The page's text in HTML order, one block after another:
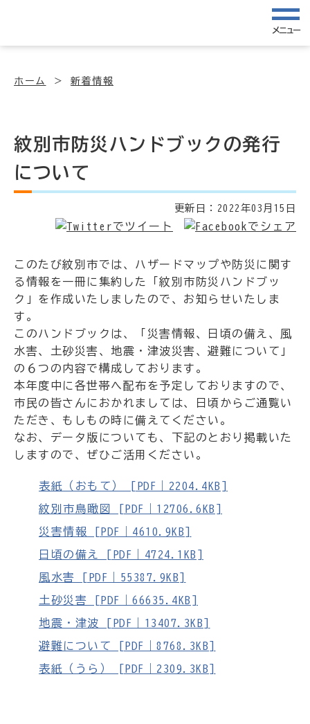
メニュー
ホーム 新着情報
紋別市防災ハンドブックの発行
について
更新日： 2022年03月15日
このたび紋別市では、ハザードマップや防災に関す
る情報を一冊に集約した「紋別市防災ハンドブッ
ク」を作成いたしましたので、お知らせいたしま
す。
このハンドブックは、「災害情報、日頃の備え、風
水害、土砂災害、地震・津波災害、避難について」
の６つの内容で構成しております。
本年度中に各世帯へ配布を予定しておりますので、
市民の皆さんにおかれましては、日頃からご通覧い
ただき、もしもの時に備えてください。
なお、データ版についても、下記のとおり掲載いた
しますので、ぜひご活用ください。
表紙（おもて） [PDF｜2204.4KB]
紋別市鳥瞰図 [PDF｜12706.6KB]
災害情報 [PDF｜4610.9KB]
日頃の備え [PDF｜4724.1KB]
風水害 [PDF｜55387.9KB]
土砂災害 [PDF｜66635.4KB]
地震・津波 [PDF｜13407.3KB]
避難について [PDF｜8768.3KB]
表紙（うら） [PDF｜2309.3KB]